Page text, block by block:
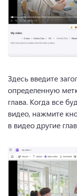
Здесь введите
определенную
глава. Когда все
видео, нажмите
в видео другие